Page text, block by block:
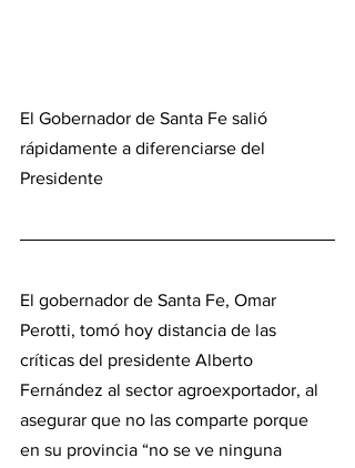
El Gobernador de Santa Fe salió
rápidamente a diferenciarse del
Presidente
El gobernador de Santa Fe, Omar
Perotti, tomó hoy distancia de las
críticas del presidente Alberto
Fernández al sector agroexportador, al
asegurar que no las comparte porque
en su provincia “no se ve ninguna